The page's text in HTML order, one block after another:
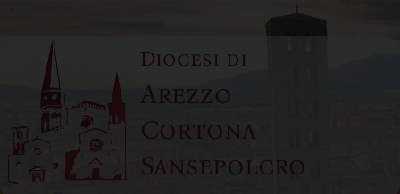
content
Diocesi di
Arezzo
Cortona
Sansepolcro